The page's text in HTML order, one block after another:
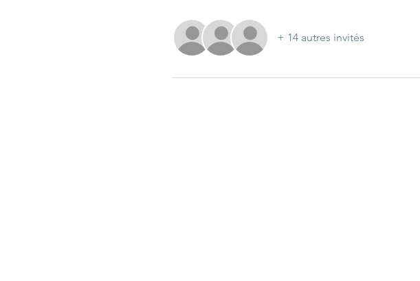
+ 14 autres invités